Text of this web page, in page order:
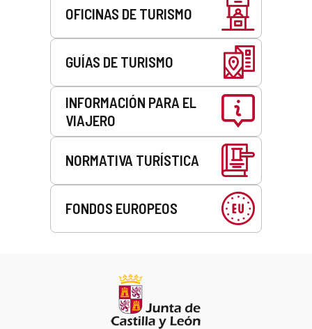
OFICINAS DE TURISMO
GUÍAS DE TURISMO
INFORMACIÓN PARA EL
VIAJERO
NORMATIVA TURÍSTICA
FONDOS EUROPEOS